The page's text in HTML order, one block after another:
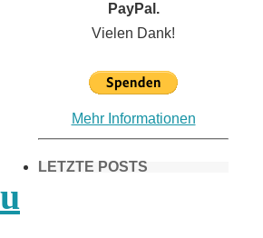
PayPal.
Vielen Dank!
Mehr Informationen
LETZTE POSTS